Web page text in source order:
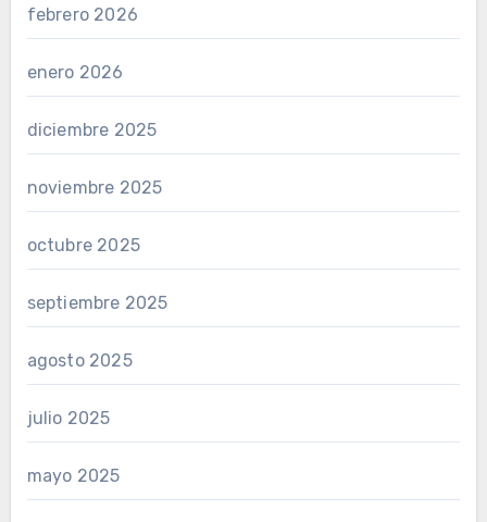
febrero 2026
enero 2026
diciembre 2025
noviembre 2025
octubre 2025
septiembre 2025
agosto 2025
julio 2025
mayo 2025